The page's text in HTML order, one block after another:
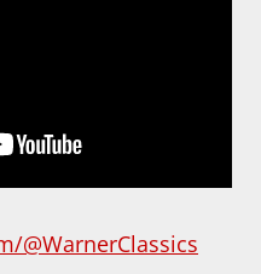
@WarnerClassics